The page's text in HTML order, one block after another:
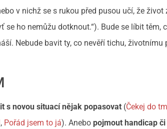
v nichž se s rukou před pusou učí, že
se ho nemůžu dotknout.“). Bude se líbit těm,
Nebude bavit ty, co nevěří tichu,
s novou situací nějak popasovat (Čekej do
, Pořád jsem to já). Anebo pojmout handicap